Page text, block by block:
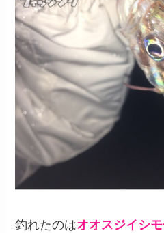
釣れたのはオオスジイシ